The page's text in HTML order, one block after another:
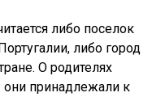
либо поселок
либо город
О родителях
они принадлежали к